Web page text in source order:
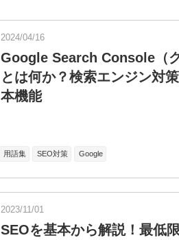
2024/04/16
Google Search Console（
とは何か？検索エンジン対
本機能
用語集 SEO対策 Google
2023/11/01
SEOを基本から解説！最低